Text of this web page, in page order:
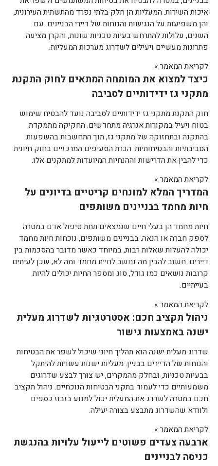
איכות השירות. המעליות הן חלק בלתי נפרד מהתשתית העירונית,
והן משפיעות על הנגישות והנוחות של דיירי הבניינים. עם
השנים, עלולות להתרחש בעיות טכניות שונות, והקרן מציעה
פתרונות מעשיים ויעילים לשדרוג מערכות המעליות.
לקריאת המאמר »
כיצד למצוא את המומחה המתאים לחוק התקנת
מתקני גז ידידותיים לסביבה
חוק התקנת מתקני גז ידידותיים לסביבה נועד להבטיח שימוש
בטוח ויעיל במקורות אנרגיה מתחדשים. החקיקה מתמקדת
בהתקנה ובתחזוקה של מתקני גז, תוך התחשבות בהשפעות
הסביבתיות והבטיחותיות. הכרת הסעיפים המרכזיים בחוק חיונית
כדי להבין את הדרישות וההנחיות המיועדות למתקנים אלו.
לקריאת המאמר »
המדריך המלא למונחים קריטיים בדיונים על
חיות מחמד בבניינים משותפים
חיות מחמד הן בעלי חיים שנמצאים תחת טיפול אדם במטרה
לספק חברה או הנאה. בבניינים משותפים, נוכחות חיות מחמד
יכולה להעלות שאלות רבות, במיוחד כאשר מדובר בהסכמות בין
דיירים. חשוב להבין מה נחשב לחיית מחמד ומה לא, שכן לעיתים
קרובות נושאים כמו גודל, סוג ומספר החיות יכולים להיות
בעייתיים.
לקריאת המאמר »
ניהול תקציב חכם: אסטרטגיות לשדרוג מעלית
ישנה באמצעות גישור
שדרוג מעלית ישנה הוא תהליך חיוני שיכול לשפר את הבטיחות
והנוחות של הדיירים בבניין. מעליות ישנות עשויות להיתקל
בבעיות טכניות, ובחלק מהמקרים, יש צורך לבצע שדרוגים
משמעותיים כדי לעמוד בתקני הבטיחות הנוכחיים. ניהול תקציב
חכם במטרה לשדרג את המעלית יכול למנוע בזבוז כספים
ולוודא שהשדרוג מתבצע בצורה יעילה.
לקריאת המאמר »
ארבעה צעדים פשוטים לייעול עלויות בהנגשת
כניסה לבניינים